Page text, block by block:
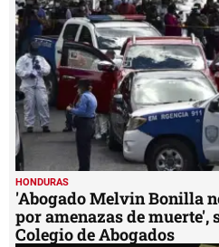
HONDURAS
'Abogado Melvin Bonilla
por amenazas de muerte',
Colegio de Abogados